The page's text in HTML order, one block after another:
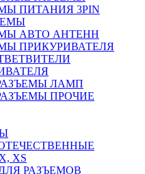
ПИТАНИЯ 3PIN
АВТО АНТЕНН
ПРИКУРИВАТЕЛЯ
ЛАМП
ПРОЧИЕ
XS
РАЗЪЕМОВ